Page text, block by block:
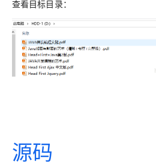
查看目标目录：
源码